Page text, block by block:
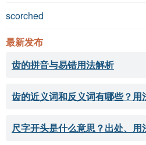
scorched
最新发布
齿的拼音与易错用法解析
齿的近义词和反义词有哪些？用
尺字开头是什么意思？出处、用